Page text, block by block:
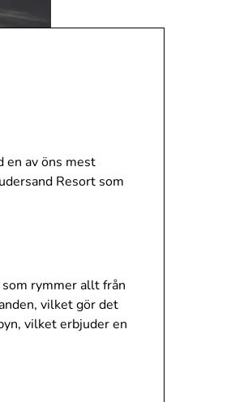
en av öns mest
Resort som
rymmer allt från
vilket gör det
vilket erbjuder en